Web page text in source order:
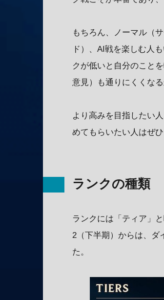
もちろん、ノーマル（
ド）、AI戦を楽しむ人
クが低いと自分のこと
意見）も通りにくくなる
より高みを目指したい
めてもらいたい人はぜ
ランクの種類
ランクには「ティア」
2（下半期）からは、ダ
た。